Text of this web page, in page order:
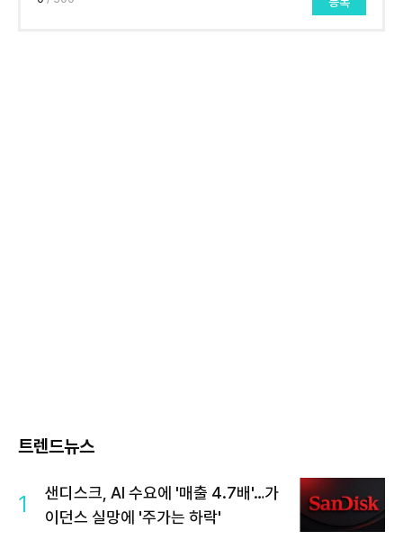
트렌드뉴스
1
샌디스크, AI 수요에 '매출 4.7배'…가
이던스 실망에 '주가는 하락'